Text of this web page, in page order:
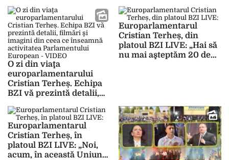
Parlamentul
European de la Bruxelles
– VIDEO
spre PE – VIDEO
O zi din viaţa
europarlamentarului
Cristian Terheș. Echipa
BZI vă prezintă detalii,
ceea ce înseamnă
activitatea Parlamentului
European – VIDEO
Europarlamentarul
Cristian Terheș, din
platoul BZI LIVE: „Hai să
nu mai aşteptăm 20 de
Europarlamentarul
Cristian Terheș, în
platoul BZI LIVE: „Noi,
acum, în această Uniune